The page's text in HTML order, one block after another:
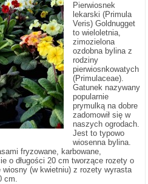
Pierwiosnek
lekarski (Primula
Veris) Goldnugget
to wieloletnia,
zimozielona
ozdobna bylina z
rodziny
pierwiosnkowatych
(Primulaceae).
Gatunek nazywany
popularnie
prymulką na dobre
zadomowił się w
naszych ogrodach.
Jest to typowo
wiosenna bylina.
fryzowane, karbowane,
o długości 20 cm tworzące rozety o
(w kwietniu) z rozety wyrasta
cm.